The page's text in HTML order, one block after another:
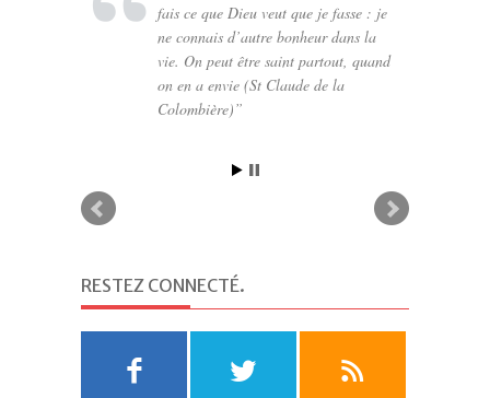
fais ce que Dieu veut que je fasse : je
ne connais d’autre bonheur dans la
vie. On peut être saint partout, quand
on en a envie (St Claude de la
Colombière)
RESTEZ CONNECTÉ.